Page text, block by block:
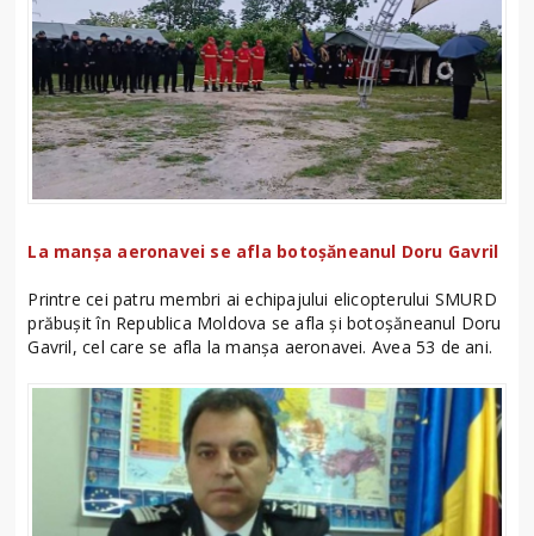
La manșa aeronavei se afla botoșăneanul Doru Gavril
Printre cei patru membri ai echipajului elicopterului SMURD
prăbușit în Republica Moldova se afla și botoșăneanul Doru
Gavril, cel care se afla la manșa aeronavei. Avea 53 de ani.